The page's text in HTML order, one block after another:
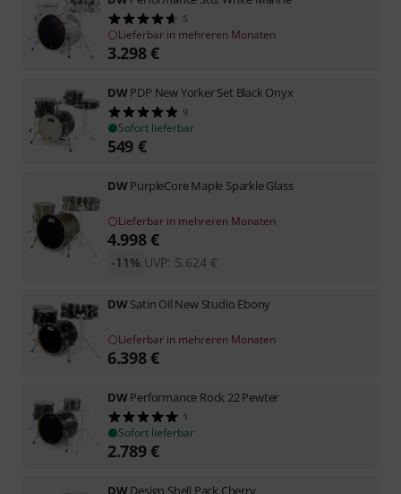
5
Lieferbar in mehreren Monaten
3.298€
DWPDP New Yorker Set Black Onyx
9
Sofort lieferbar
549 €
DWPurpleCore Maple Sparkle Glass
Lieferbar in mehreren Monaten
4.998€
UVP: 5.624 €
-11%
DWSatin Oil New Studio Ebony
Lieferbar in mehreren Monaten
6.398€
DWPerformance Rock 22 Pewter
1
Sofort lieferbar
2.789€
DWDesign Shell Pack Cherry